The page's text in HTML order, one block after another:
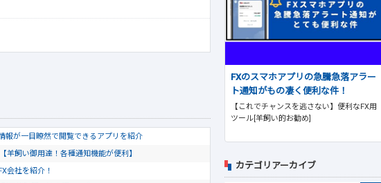
報が一目瞭然で閲覧できるアプリを紹介
羊飼い御用達！各種通知機能が便利】
会社を紹介！
FXのスマホアプリの急騰急落アラー
ト通知がもの凄く便利な件！
【これでチャンスを逃さない】便利なFX用
ツール[羊飼い的お勧め]
カテゴリアーカイブ